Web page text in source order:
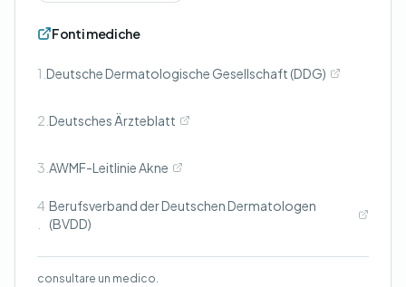
Fonti mediche
1. Deutsche Dermatologische Gesellschaft (DDG)
2. Deutsches Ärzteblatt
3. AWMF-Leitlinie Akne
4 Berufsverband der Deutschen Dermatologen
(BVDD)
consultare un medico.